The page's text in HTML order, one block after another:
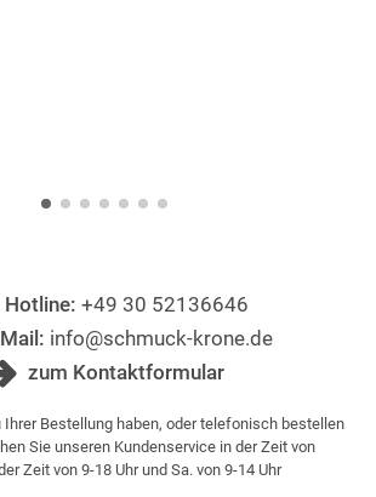
Hotline: +49 30 52136646
info@schmuck-krone.de
zum Kontaktformular
Ihrer Bestellung haben, oder telefonisch bestellen
Sie unseren Kundenservice in der Zeit von
Zeit von 9-18 Uhr und Sa. von 9-14 Uhr